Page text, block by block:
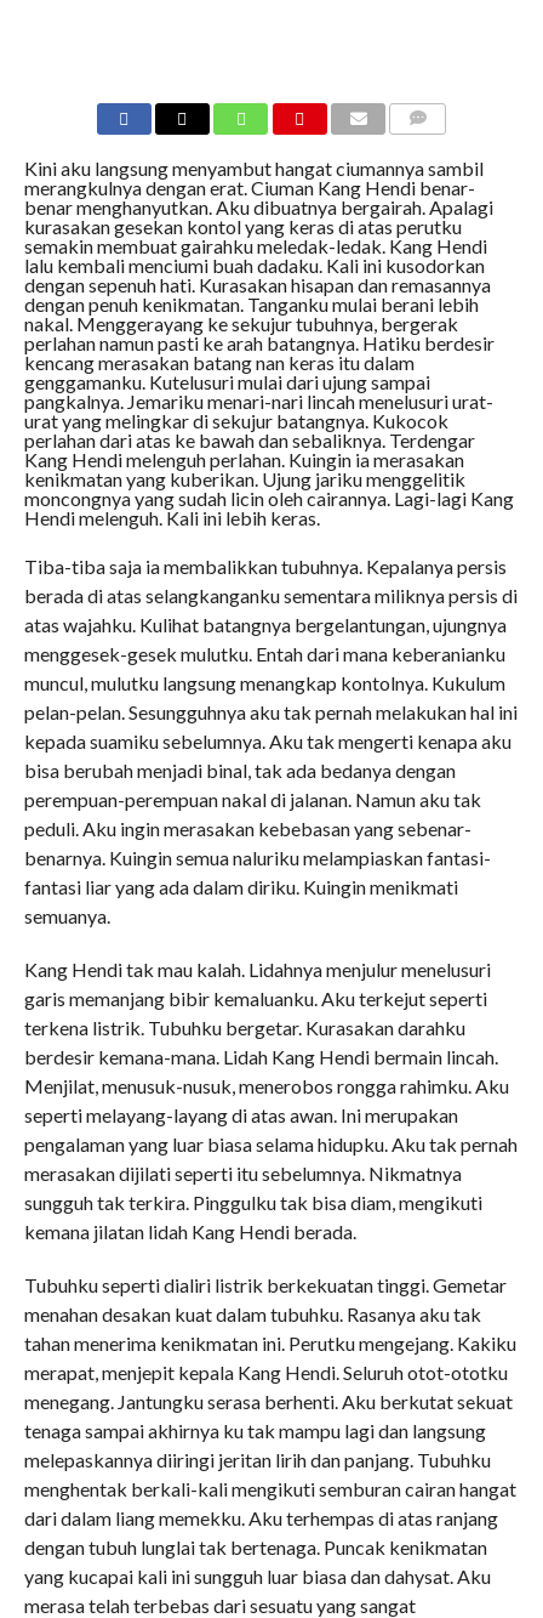
Kini aku langsung menyambut hangat ciumannya sambil
merangkulnya dengan erat. Ciuman Kang Hendi benar-
benar menghanyutkan. Aku dibuatnya bergairah. Apalagi
kurasakan gesekan kontol yang keras di atas perutku
semakin membuat gairahku meledak-ledak. Kang Hendi
lalu kembali menciumi buah dadaku. Kali ini kusodorkan
dengan sepenuh hati. Kurasakan hisapan dan remasannya
dengan penuh kenikmatan. Tanganku mulai berani lebih
nakal. Menggerayang ke sekujur tubuhnya, bergerak
perlahan namun pasti ke arah batangnya. Hatiku berdesir
kencang merasakan batang nan keras itu dalam
genggamanku. Kutelusuri mulai dari ujung sampai
pangkalnya. Jemariku menari-nari lincah menelusuri urat-
urat yang melingkar di sekujur batangnya. Kukocok
perlahan dari atas ke bawah dan sebaliknya. Terdengar
Kang Hendi melenguh perlahan. Kuingin ia merasakan
kenikmatan yang kuberikan. Ujung jariku menggelitik
moncongnya yang sudah licin oleh cairannya. Lagi-lagi Kang
Hendi melenguh. Kali ini lebih keras.
Tiba-tiba saja ia membalikkan tubuhnya. Kepalanya persis
berada di atas selangkanganku sementara miliknya persis di
atas wajahku. Kulihat batangnya bergelantungan, ujungnya
menggesek-gesek mulutku. Entah dari mana keberanianku
muncul, mulutku langsung menangkap kontolnya. Kukulum
pelan-pelan. Sesungguhnya aku tak pernah melakukan hal ini
kepada suamiku sebelumnya. Aku tak mengerti kenapa aku
bisa berubah menjadi binal, tak ada bedanya dengan
perempuan-perempuan nakal di jalanan. Namun aku tak
peduli. Aku ingin merasakan kebebasan yang sebenar-
benarnya. Kuingin semua naluriku melampiaskan fantasi-
fantasi liar yang ada dalam diriku. Kuingin menikmati
semuanya.
Kang Hendi tak mau kalah. Lidahnya menjulur menelusuri
garis memanjang bibir kemaluanku. Aku terkejut seperti
terkena listrik. Tubuhku bergetar. Kurasakan darahku
berdesir kemana-mana. Lidah Kang Hendi bermain lincah.
Menjilat, menusuk-nusuk, menerobos rongga rahimku. Aku
seperti melayang-layang di atas awan. Ini merupakan
pengalaman yang luar biasa selama hidupku. Aku tak pernah
merasakan dijilati seperti itu sebelumnya. Nikmatnya
sungguh tak terkira. Pinggulku tak bisa diam, mengikuti
kemana jilatan lidah Kang Hendi berada.
Tubuhku seperti dialiri listrik berkekuatan tinggi. Gemetar
menahan desakan kuat dalam tubuhku. Rasanya aku tak
tahan menerima kenikmatan ini. Perutku mengejang. Kakiku
merapat, menjepit kepala Kang Hendi. Seluruh otot-ototku
menegang. Jantungku serasa berhenti. Aku berkutat sekuat
tenaga sampai akhirnya ku tak mampu lagi dan langsung
melepaskannya diiringi jeritan lirih dan panjang. Tubuhku
menghentak berkali-kali mengikuti semburan cairan hangat
dari dalam liang memekku. Aku terhempas di atas ranjang
dengan tubuh lunglai tak bertenaga. Puncak kenikmatan
yang kucapai kali ini sungguh luar biasa dan dahysat. Aku
merasa telah terbebas dari sesuatu yang sangat